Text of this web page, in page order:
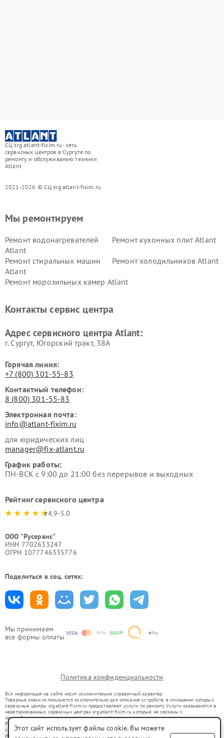
СЦ srg.atlant-fixim.ru - сеть
сервисных центров в Сургуте по
ремонту и обслуживанию техники
Atlant
2021-2026 © СЦ srg.atlant-fixim.ru
Мы принимаем
все формы оплаты
Мы ремонтируем
Ремонт водонагревателей
Atlant
Ремонт кухонных плит Atlant
Ремонт стиральных машин
Atlant
Ремонт холодильников Atlant
Ремонт морозильных камер Atlant
Контакты сервис центра
Адрес сервисного центра Atlant:
г. Сургут, Югорский тракт, 38А
Горячая линия:
+7 (800) 301-55-83
Контактный телефон:
8 (800) 301-55-83
Электронная почта:
info@atlant-fixim.ru
для юридических лиц
manager@fix-atlant.ru
График работы:
ПН-ВСК с 9:00 до 21:00 без перерывов и выходных
Рейтинг сервисного центра
4.9-5.0
ООО "Русервис"
ИНН 7702633247
ОГРН 1077746335776
Поделиться в соц. сетях:
Политика конфиденциальности
Вся информация на сайте носит исключительно справочный характер.
Товарные знаки используются исключительно для описания устройств, в отношении которых
сервисные центры srg.atlant-fixim.ru предоставляют услуги по ремонту. Услуги оказываются в
неавторизованных сервисных центрах srg.atlant-fixim.ru, которые не связаны с
правообладателями товарных знаков или их официальными представителями.
Ремонт осуществляется для устройств, уже введенных в гражданский оборот в соответствии
со статьей 1487 ГК РФ.
Использование товарных знаков не преследует цели индивидуализации услуг или введения
Этот сайт использует файлы cookie. Вы можете